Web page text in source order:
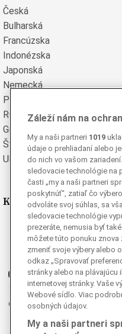
Česká
Bulharská
Francúzska
Indonézska
Japonská
Nemecká
Poľská
Rumunská
Grécka
Švédska
Ukrajinská
Kde nás nájdete
Facebook
Instagram
Ganjing
Youtube
Twitter
Telegram
RSS
Záleží nám na
My a naši partneri 1019
údaje o prehliadaní alebo
do nich vo vašom
sledovacie technológie na
časti „my a naši partneri
poskytnúť“, zatiaľ čo
odvoláte svoj súhlas, sa
sledovacie technológie
prezeráte, nemusia byť
môžete túto ponuku
zmeniť svoje výbery alebo
odkaz „Spravovať
stránky alebo na plávajúcu
internetovej stránky. Vaše
Webové sídlo. Viac
osobných údajov.
My a naši partneri